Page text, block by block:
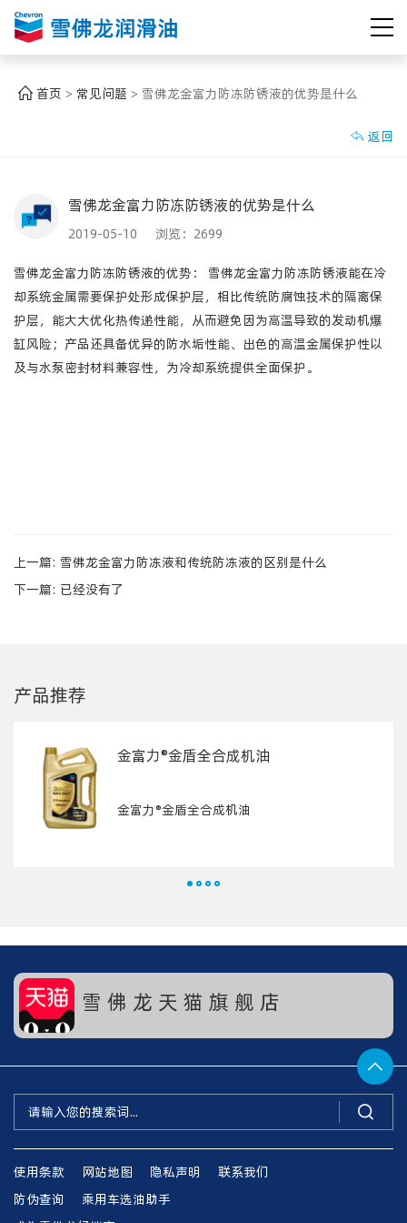
首页 > 常见问题 > 雪佛龙金富力防冻防锈液的优势是什么
 返回
雪佛龙金富力防冻防锈液的优势是什么
2019-05-10 浏览： 2699
雪佛龙金富力防冻防锈液的优势： 雪佛龙金富力防冻防锈液能在冷
却系统金属需要保护处形成保护层，相比传统防腐蚀技术的隔离保
护层，能大大优化热传递性能，从而避免因为高温导致的发动机爆
缸风险；产品还具备优异的防水垢性能、出色的高温金属保护性以
及与水泵密封材料兼容性，为冷却系统提供全面保护。
上一篇: 雪佛龙金富力防冻液和传统防冻液的区别是什么
下一篇: 已经没有了
产品推荐
金富力®金盾全合成机油
金富力®金盾全合成机油
雪 佛 龙 天 猫 旗 舰 店


使用条款 网站地图 隐私声明
联系我们
防伪查询
乘用车选油助手